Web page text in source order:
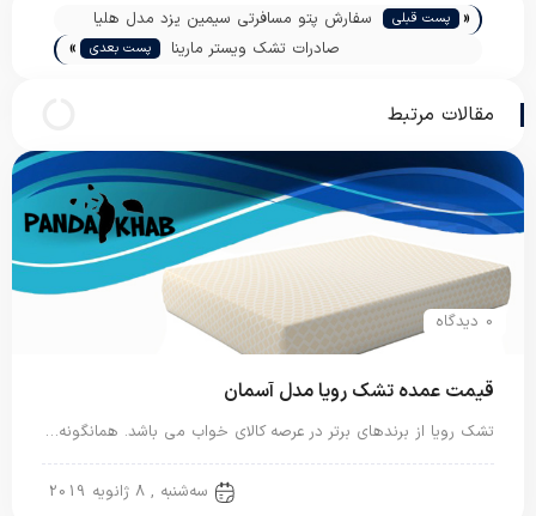
« پست قبلی
سفارش پتو مسافرتی سیمین یزد مدل هلیا
صادرات تشک ویستر مارینا
پست بعدی »
مقالات مرتبط
0 دیدگاه
قیمت عمده تشک رویا مدل آسمان
تشک رویا از برندهای برتر در عرصه کالای خواب می باشد. همانگونه…
سه‌شنبه , 8 ژانویه 2019